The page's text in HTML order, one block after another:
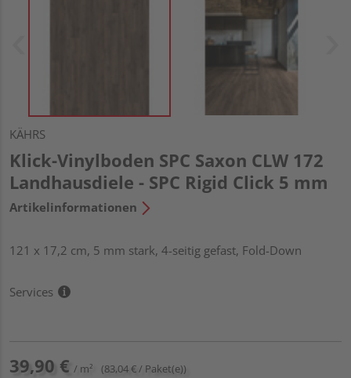
KÄHRS
Klick-Vinylboden SPC Saxon CLW 172
Landhausdiele - SPC Rigid Click 5 mm
Artikelinformationen
121 x 17,2 cm, 5 mm stark, 4-seitig gefast, Fold-Down
Services
39,90 € / m² (83,04 € / Paket(e))